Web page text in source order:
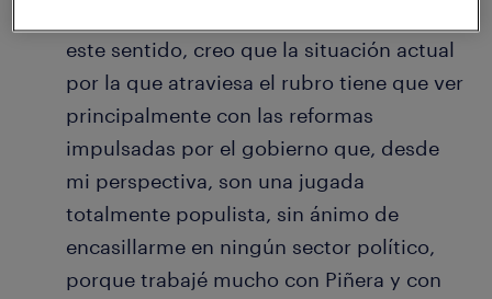
este sentido, creo que la situación actual
por la que atraviesa el rubro tiene que ver
principalmente con las reformas
impulsadas por el gobierno que, desde
mi perspectiva, son una jugada
totalmente populista, sin ánimo de
encasillarme en ningún sector político,
porque trabajé mucho con Piñera y con